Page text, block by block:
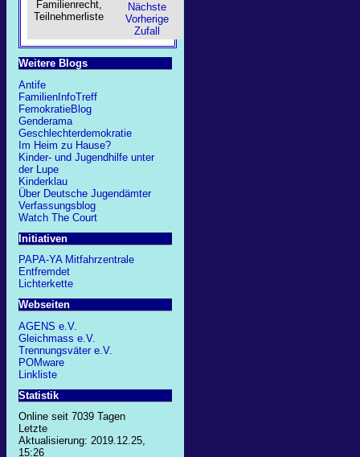
Nächste
Vorherige
Zufall
Weitere Blogs
Antife
FamilienInfoTreff
FemokratieBlog
Genderama
Geschlechterdemokratie
Im Heim zu Hause?
Kinder- und Jugendhilfe unter
der Lupe
Kinderklau
Über Deutsche Jugendämter
Verfassungsblog
Watch The Court
Initiativen
PAPA-YA Mitfahrzentrale
Entfremdet
Lichterkette
Webseiten
AGENS e.V.
Gleichmass e.V.
Trennungsväter e.V.
POMware
Linkliste
Statistik
Online seit 7039 Tagen
Letzte
Aktualisierung: 2019.12.25,
15:26